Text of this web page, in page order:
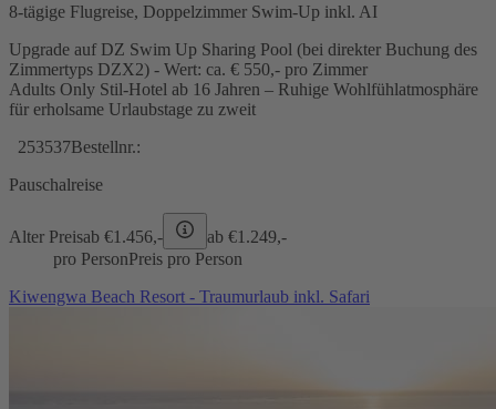
8-tägige Flugreise, Doppelzimmer Swim-Up inkl. AI
Upgrade auf DZ Swim Up Sharing Pool (bei direkter Buchung des
Zimmertyps DZX2) - Wert: ca. € 550,- pro Zimmer
Adults Only Stil-Hotel ab 16 Jahren – Ruhige Wohlfühlatmosphäre
für erholsame Urlaubstage zu zweit
253537Bestellnr.:
Pauschalreise
Alter Preisab €1.456,- ab €1.249,-
pro PersonPreis pro Person
Kiwengwa Beach Resort - Traumurlaub inkl. Safari